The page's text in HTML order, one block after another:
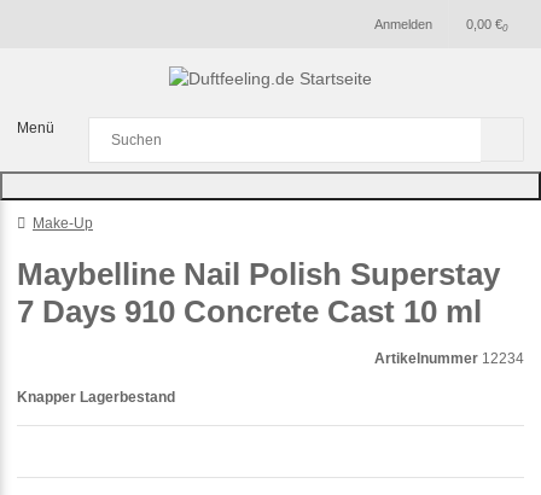
Anmelden 0
0,00 €
Menü
Make-Up
Maybelline Nail Polish Superstay
7 Days 910 Concrete Cast 10 ml
Artikelnummer 12234
Knapper Lagerbestand